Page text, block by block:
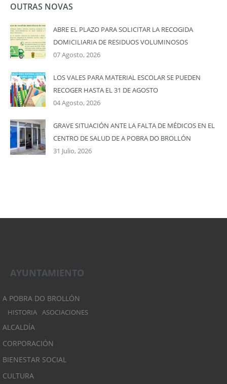
OUTRAS NOVAS
ABRE EL PLAZO PARA SOLICITAR LA RECOGIDA
DOMICILIARIA DE RESIDUOS VOLUMINOSOS
07 Agosto, 2026
LOS VALES PARA MATERIAL ESCOLAR SE PUEDEN
RECOGER HASTA EL 31 DE AGOSTO
04 Agosto, 2026
GRAVE SITUACIÓN ANTE LA FALTA DE MÉDICOS EN EL
CENTRO DE SALUD DE A POBRA DO BROLLÓN
31 Julio, 2026
AYUNTAMIENTO
A POBRA DO BROLLÓN
HISTORIA ASOCIACIONES
ALCALDÍA
CORPORACIÓN
BIENESTAR SOCIAL
CULTURA